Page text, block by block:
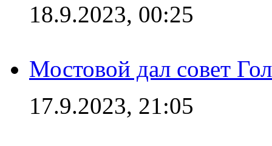
18.9.2023, 00:25
Мостовой дал совет
17.9.2023, 21:05